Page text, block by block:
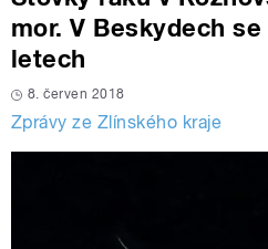
mor. V Beskydech
letech
8. červen 2018
Zprávy ze Zlínského kraje